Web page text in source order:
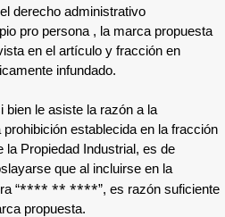
derecho administrativo
pro persona , la marca propuesta
en el artículo y fracción en
infundado.
bien le asiste la razón a la
establecida en la fracción
la Propiedad Industrial, es de
que al incluirse en la
“**** ** ****”, es razón suficiente
propuesta.